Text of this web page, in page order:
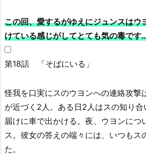
この回、愛するがゆえにジュンスはウ
けている感じがしてとても気の毒です
第18話 「そばにいる」
怪我を口実にスのウヨンへの連絡攻撃
が近づく2人。ある日2人はスの知り
届けに車で出かける。夜、ウヨンにつ
ス。彼女の答えの端々には、いつもス
た。